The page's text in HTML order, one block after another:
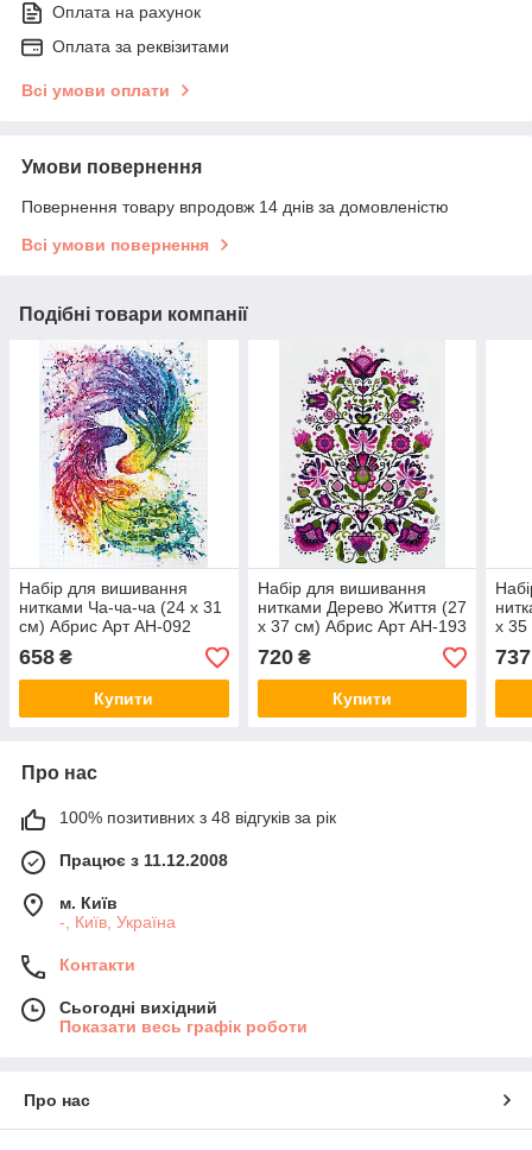
Оплата на рахунок
Оплата за реквізитами
Всі умови оплати
Умови повернення
Повернення товару впродовж 14 днів за домовленістю
Всі умови повернення
Подібні товари компанії
Набір для вишивання
нитками Ча-ча-ча (24 х 31
см) Абрис Арт AH-092
658 ₴
Купити
Набір для вишивання
нитками Дерево Життя (27
х 37 см) Абрис Арт AH-193
720₴
Купити
х 35
737
Про нас
100% позитивних з 48 відгуків за рік
Працює з 11.12.2008
м. Київ
-, Київ, Україна
Контакти
Сьогодні вихідний
Показати весь графік роботи
Про нас